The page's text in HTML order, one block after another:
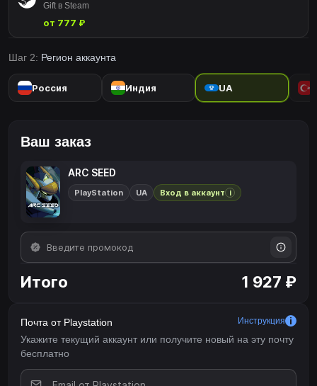
Gift в Steam
от 777 ₽
Шаг 2: Регион аккаунта
Россия Индия UA
Ваш заказ
ARC SEED
PlayStation UA Вход в аккаунт i
Итого 1 927 ₽
Почта от Playstation
Укажите текущий аккаунт или получите новый на эту почту
бесплатно
Инструкция